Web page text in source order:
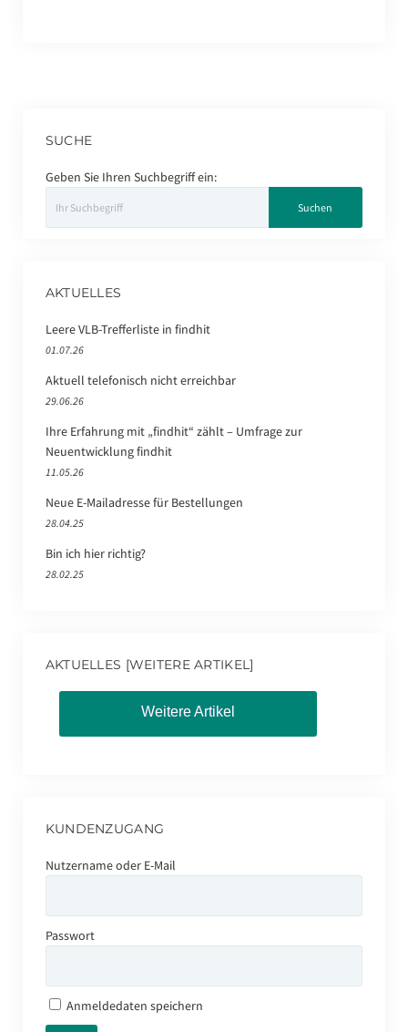
SUCHE
Geben Sie Ihren Suchbegriff ein:
AKTUELLES
Leere VLB-Trefferliste in findhit
01.07.26
Aktuell telefonisch nicht erreichbar
29.06.26
Ihre Erfahrung mit „findhit“ zählt – Umfrage zur
Neuentwicklung findhit
11.05.26
Neue E-Mailadresse für Bestellungen
28.04.25
Bin ich hier richtig?
28.02.25
AKTUELLES [WEITERE ARTIKEL]
Weitere Artikel
KUNDENZUGANG
Nutzername oder E-Mail
Passwort
Anmeldedaten speichern